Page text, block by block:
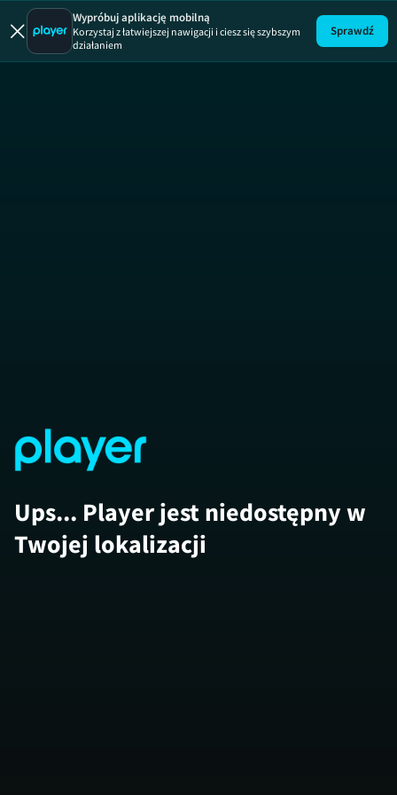
Detektywi
Wypróbuj aplikację mobilną
Korzystaj z łatwiejszej nawigacji i ciesz się szybszym
działaniem
Sprawdź
Ups... Player jest niedostępny w
Twojej lokalizacji